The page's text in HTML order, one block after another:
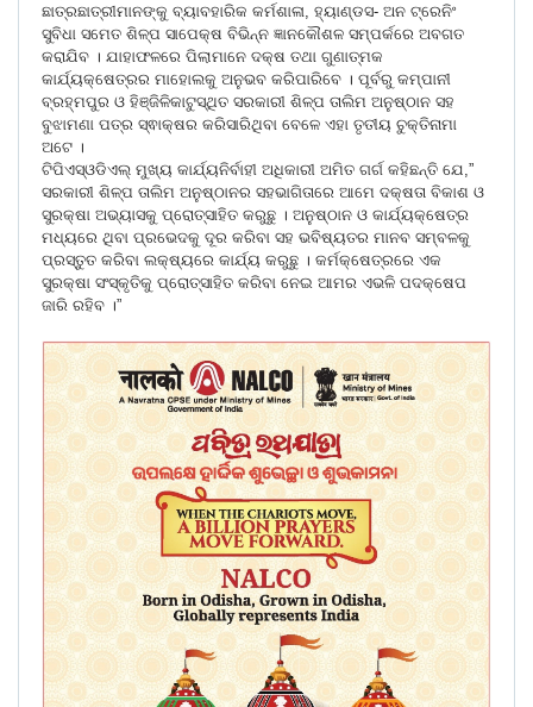
ଛାତ୍ରଛାତ୍ରୀମାନଙ୍କୁ ବ୍ୟାବହାରିକ କର୍ମଶାଳା, ହ୍ୟାଣ୍ଡସ- ଅନ ଟ୍ରେନିଂ
ସୁବିଧା ସମେତ ଶିଳ୍ପ ସାପେକ୍ଷ ବିଭିନ୍ନ ଜ୍ଞାନକୌଶଳ ସମ୍ପର୍କରେ ଅବଗତ
କରାଯିବ । ଯାହାଫଳରେ ପିଲାମାନେ ଦକ୍ଷ ତଥା ଗୁଣାତ୍ମକ
କାର୍ଯ୍ୟକ୍ଷେତ୍ରର ମାହୋଲକୁ ଅନୁଭବ କରିପାରିବେ । ପୂର୍ବରୁ କମ୍ପାନୀ
ବ୍ରହ୍ମପୁର ଓ ହିଞ୍ଜିଳିକାଟୁସ୍ଥିତ ସରକାରୀ ଶିଳ୍ପ ତାଲିମ ଅନୁଷ୍ଠାନ ସହ
ବୁଝାମଣା ପତ୍ର ସ୍ଵାକ୍ଷର କରିସାରିଥିବା ବେଳେ ଏହା ତୃତୀୟ ଚୁକ୍ତିନାମା
ଅଟେ ।
ଟିପିଏସ୍ଓଡିଏଲ୍ ମୁଖ୍ୟ କାର୍ଯ୍ୟନିର୍ବାହୀ ଅଧିକାରୀ ଅମିତ ଗର୍ଗ କହିଛନ୍ତି ଯେ,”
ସରକାରୀ ଶିଳ୍ପ ତାଲିମ ଅନୁଷ୍ଠାନର ସହଭାଗିତାରେ ଆମେ ଦକ୍ଷତା ବିକାଶ ଓ
ସୁରକ୍ଷା ଅଭ୍ୟାସକୁ ପ୍ରୋତ୍ସାହିତ କରୁଛୁ । ଅନୁଷ୍ଠାନ ଓ କାର୍ଯ୍ୟକ୍ଷେତ୍ର
ମଧ୍ୟରେ ଥିବା ପ୍ରଭେଦକୁ ଦୂର କରିବା ସହ ଭବିଷ୍ୟତର ମାନବ ସମ୍ବଳକୁ
ପ୍ରସ୍ତୁତ କରିବା ଲକ୍ଷ୍ୟରେ କାର୍ଯ୍ୟ କରୁଛୁ । କର୍ମକ୍ଷେତ୍ରରେ ଏକ
ସୁରକ୍ଷା ସଂସ୍କୃତିକୁ ପ୍ରୋତ୍ସାହିତ କରିବା ନେଇ ଆମର ଏଭଳି ପଦକ୍ଷେପ
ଜାରି ରହିବ ।”